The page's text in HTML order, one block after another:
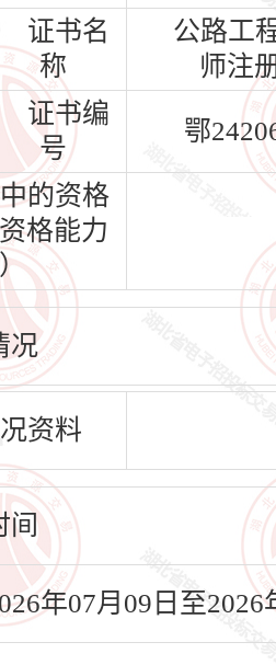
证书名
称
公路工
师注
证书编
号
鄂
的资格
格能力
况
资料
间
年07月09日至